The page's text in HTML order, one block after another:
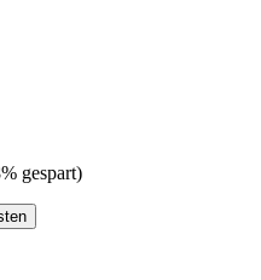
gespart)